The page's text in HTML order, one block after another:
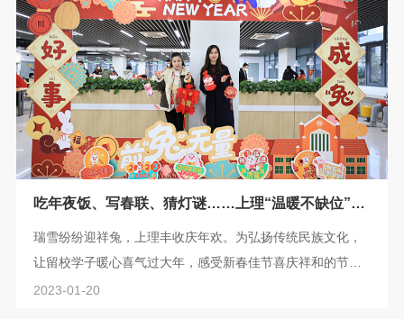
嵌合 Janus 微纤维探索润湿性差异驱动的润湿
（2023.1.25）➣挑战：醋酸纤维素（CA）具有生物相容
性、生物降解性、再生性和高亲和力等优点。聚乙烯吡咯...
吃年夜饭、写春联、猜灯谜……上理“温暖不缺位”，
让留校学生暖心喜气过大年
瑞雪纷纷迎祥兔，上理丰收庆年欢。为弘扬传统民族文化，
让留校学子暖心喜气过大年，感受新春佳节喜庆祥和的节日
氛围，上海理工大学日前推出一系列充满年味的特色举措，
2023-01-20